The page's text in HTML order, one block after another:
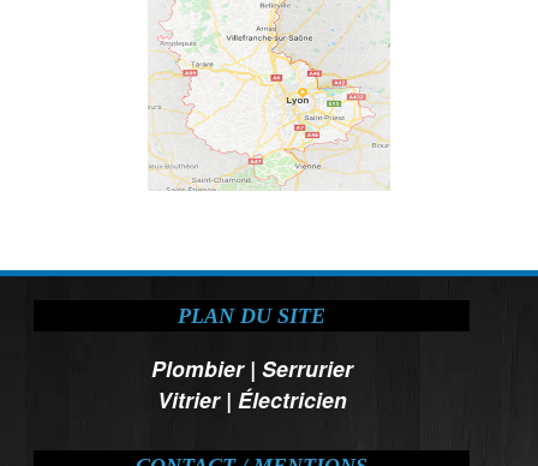
PLAN DU SITE
Plombier| Serrurier
Vitrier| Électricien